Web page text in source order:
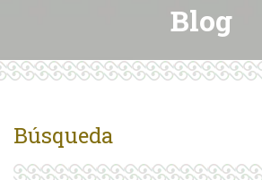
Blog
Búsqueda